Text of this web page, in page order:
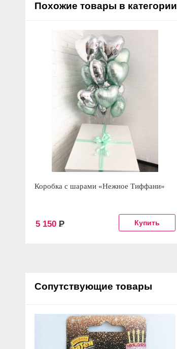
Похожие товары в категории
Коробка с шарами «Нежное Тиффани»
5 150 Р
Сопутствующие товары